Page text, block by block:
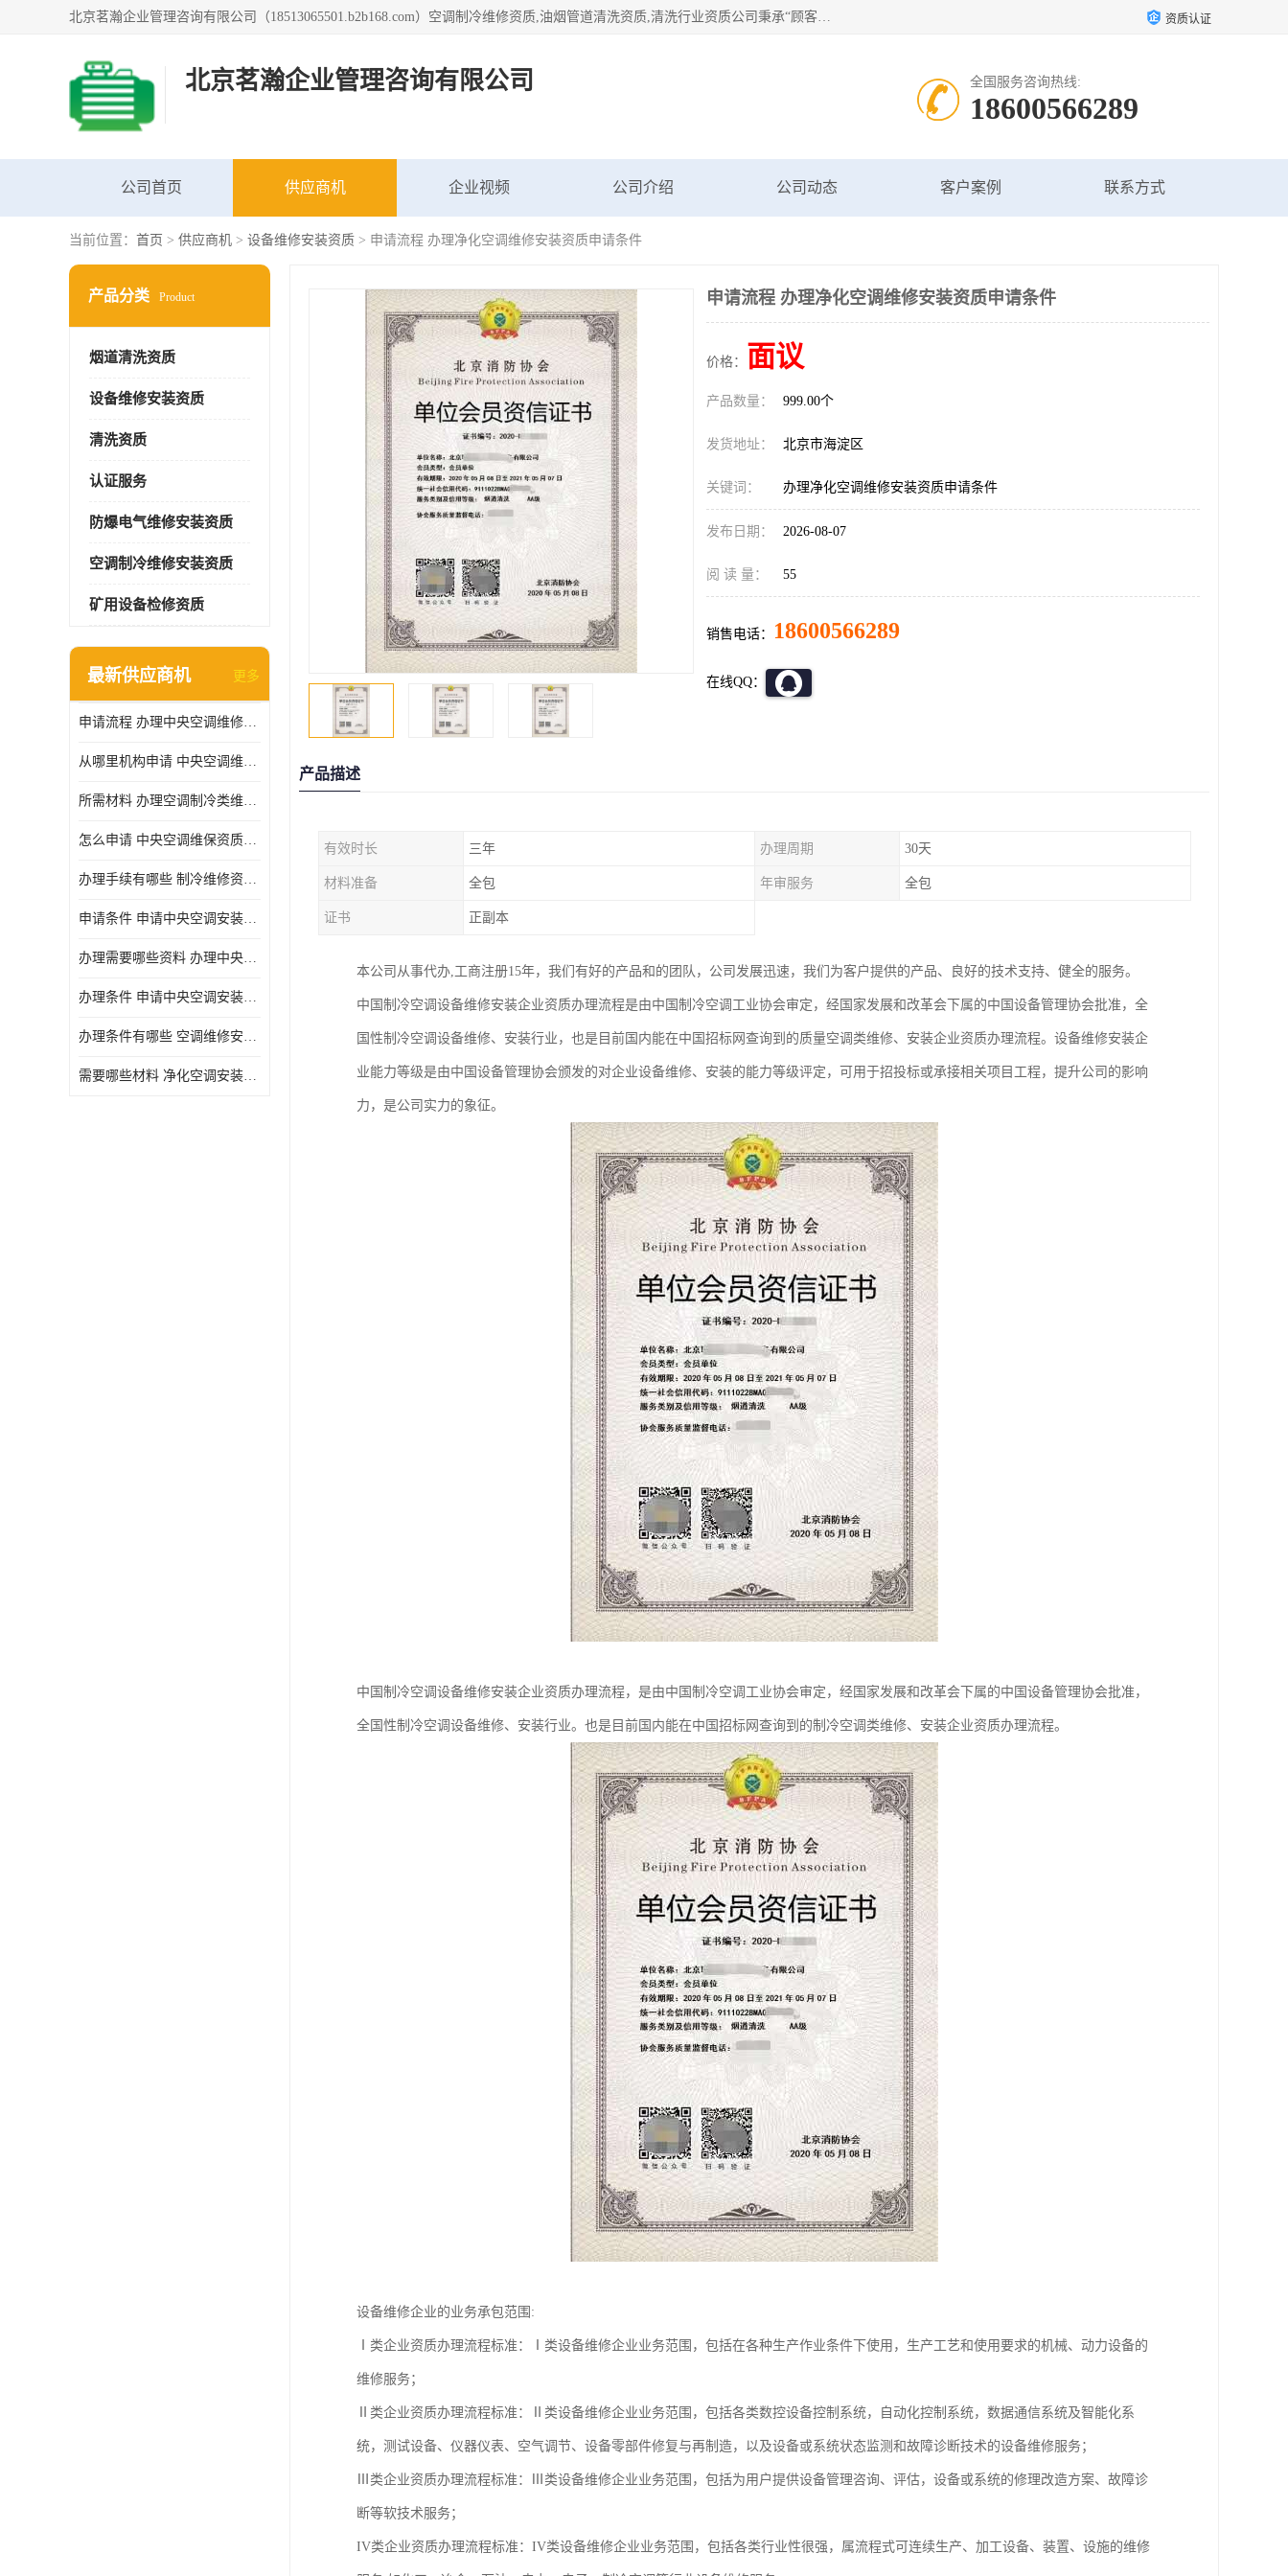
北京茗瀚企业管理咨询有限公司（18513065501.b2b168.com）空调制冷维修资质,油烟管道清洗资质,清洗行业资质公司秉承“顾客至上，锐意进缺的经营理念，我们提供高质量的产品，坚持“客户”的原则为广大客户提供贴心服务。如果你对公司的产品感兴趣，可以联系高经理，我们会用好的产品和服务让您满意。 资质认证
北京茗瀚企业管理咨询有限公司 全国服务咨询热线:
18600566289
公司首页 供应商机 企业视频 公司介绍 公司动态 客户案例 联系方式
当前位置： 首页 > 供应商机 > 设备维修安装资质 > 申请流程 办理净化空调维修安装资质申请条件
产品分类 Product
烟道清洗资质
设备维修安装资质
清洗资质
认证服务
防爆电气维修安装资质
空调制冷维修安装资质
矿用设备检修资质
最新供应商机 更多
申请流程 办理中央空调维修安装资质所需材料
从哪里机构申请 中央空调维修安装资质申请材料
所需材料 办理空调制冷类维修资质有什么要求
怎么申请 中央空调维保资质需要哪些手续
办理手续有哪些 制冷维修资质需要什么条件
申请条件 申请中央空调安装维修资质需要哪些手续
办理需要哪些资料 办理中央空调维修安装资质手续有哪些
办理条件 申请中央空调安装维修资质需要什么条件
办理条件有哪些 空调维修安装资质需要哪些条件
需要哪些材料 净化空调安装维修资质怎么办理流程
申请流程 办理净化空调维修安装资质申请条件
价格： 面议
产品数量： 999.00个
发货地址： 北京市海淀区
关键词： 办理净化空调维修安装资质申请条件
发布日期： 2026-08-07
阅 读 量： 55
销售电话： 18600566289
在线QQ：
产品描述
有效时长 三年 办理周期 30天
材料准备 全包 年审服务 全包
证书 正副本
本公司从事代办,工商注册15年，我们有好的产品和的团队，公司发展迅速，我们为客户提供的产品、良好的技术支持、健全的服务。
中国制冷空调设备维修安装企业资质办理流程是由中国制冷空调工业协会审定，经国家发展和改革会下属的中国设备管理协会批准，全
国性制冷空调设备维修、安装行业，也是目前国内能在中国招标网查询到的质量空调类维修、安装企业资质办理流程。设备维修安装企
业能力等级是由中国设备管理协会颁发的对企业设备维修、安装的能力等级评定，可用于招投标或承接相关项目工程，提升公司的影响
力，是公司实力的象征。
中国制冷空调设备维修安装企业资质办理流程，是由中国制冷空调工业协会审定，经国家发展和改革会下属的中国设备管理协会批准，
全国性制冷空调设备维修、安装行业。也是目前国内能在中国招标网查询到的制冷空调类维修、安装企业资质办理流程。
设备维修企业的业务承包范围:
Ⅰ类企业资质办理流程标准：Ⅰ类设备维修企业业务范围，包括在各种生产作业条件下使用，生产工艺和使用要求的机械、动力设备的
维修服务；
Ⅱ类企业资质办理流程标准：Ⅱ类设备维修企业业务范围，包括各类数控设备控制系统，自动化控制系统，数据通信系统及智能化系
统，测试设备、仪器仪表、空气调节、设备零部件修复与再制造，以及设备或系统状态监测和故障诊断技术的设备维修服务；
Ⅲ类企业资质办理流程标准：Ⅲ类设备维修企业业务范围，包括为用户提供设备管理咨询、评估，设备或系统的修理改造方案、故障诊
断等软技术服务；
IV类企业资质办理流程标准：IV类设备维修企业业务范围，包括各类行业性很强，属流程式可连续生产、加工设备、装置、设施的维修